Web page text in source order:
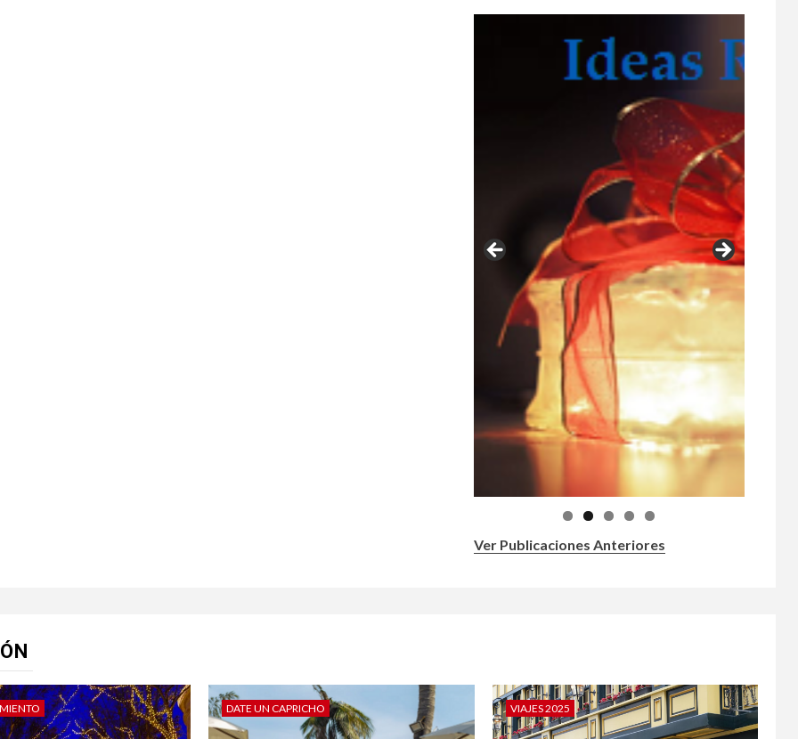
Ver Publicaciones Anteriores
DATE UN CAPRICHO VIAJES 2025